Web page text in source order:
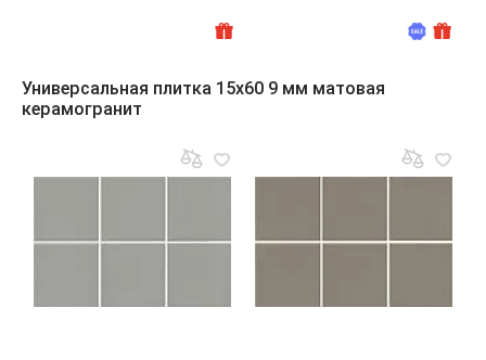
Универсальная плитка 15x60 9 мм матовая
керамогранит